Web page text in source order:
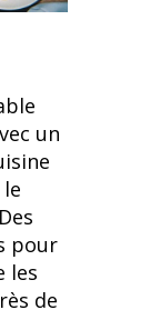
un
pour
les
de